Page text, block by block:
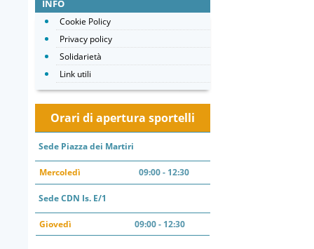
INFO
Cookie Policy
Privacy policy
Solidarietà
Link utili
Orari di apertura sportelli
Sede Piazza dei Martiri
Mercoledì 09:00 - 12:30
Sede CDN Is. E/1
Giovedì 09:00 - 12:30